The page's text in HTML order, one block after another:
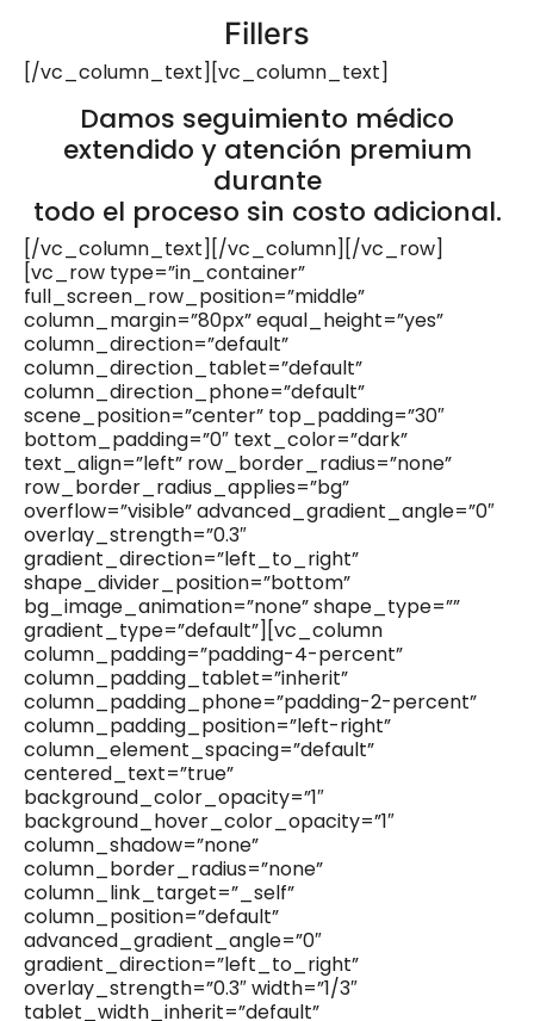
Fillers
[/vc_column_text][vc_column_text]
Damos seguimiento médico
extendido y atención premium
durante
todo el proceso sin costo adicional.
[/vc_column_text][/vc_column][/vc_row]
[vc_row type=”in_container”
full_screen_row_position=”middle”
column_margin=”80px” equal_height=”yes”
column_direction=”default”
column_direction_tablet=”default”
column_direction_phone=”default”
scene_position=”center” top_padding=”30″
bottom_padding=”0″ text_color=”dark”
text_align=”left” row_border_radius=”none”
row_border_radius_applies=”bg”
overflow=”visible” advanced_gradient_angle=”0″
overlay_strength=”0.3″
gradient_direction=”left_to_right”
shape_divider_position=”bottom”
bg_image_animation=”none” shape_type=””
gradient_type=”default”][vc_column
column_padding=”padding-4-percent”
column_padding_tablet=”inherit”
column_padding_phone=”padding-2-percent”
column_padding_position=”left-right”
column_element_spacing=”default”
centered_text=”true”
background_color_opacity=”1″
background_hover_color_opacity=”1″
column_shadow=”none”
column_border_radius=”none”
column_link_target=”_self”
column_position=”default”
advanced_gradient_angle=”0″
gradient_direction=”left_to_right”
overlay_strength=”0.3″ width=”1/3″
tablet_width_inherit=”default”